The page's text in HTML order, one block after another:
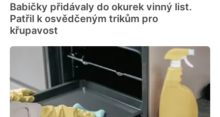
Babičky přidávaly do okurek vinný list.
Patřil k osvědčeným trikům pro
křupavost